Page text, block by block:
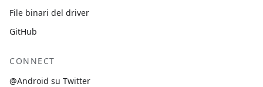
File binari del driver
GitHub
CONNECT
@Android su Twitter